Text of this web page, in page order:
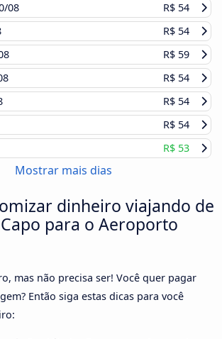
08
R$ 54
R$ 54
R$ 59
R$ 54
R$ 54
R$ 54
R$ 53
Mostrar mais dias
dinheiro viajando de
para o Aeroporto
mas não precisa ser! Você quer pagar
Então siga estas dicas para você